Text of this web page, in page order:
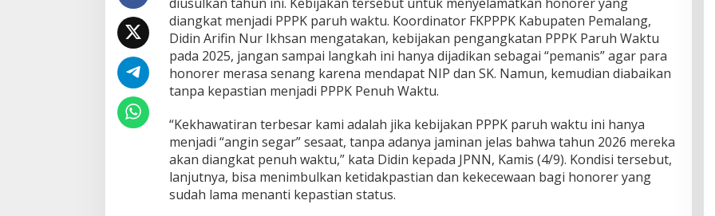
a
u
n
I
n
H
o
n
o
r
e
diangkat menjadi PPPK paruh waktu. Koordinator FKPPPK Kabupaten Pemalang,
Didin Arifin Nur Ikhsan mengatakan, kebijakan pengangkatan PPPK Paruh Waktu
pada 2025, jangan sampai langkah ini hanya dijadikan sebagai “pemanis” agar para
honorer merasa senang karena mendapat NIP dan SK. Namun, kemudian diabaikan
tanpa kepastian menjadi PPPK Penuh Waktu.
“Kekhawatiran terbesar kami adalah jika kebijakan PPPK paruh waktu ini hanya
menjadi “angin segar” sesaat, tanpa adanya jaminan jelas bahwa tahun 2026 mereka
akan diangkat penuh waktu,” kata Didin kepada JPNN, Kamis (4/9). Kondisi tersebut,
lanjutnya, bisa menimbulkan ketidakpastian dan kekecewaan bagi honorer yang
sudah lama menanti kepastian status.